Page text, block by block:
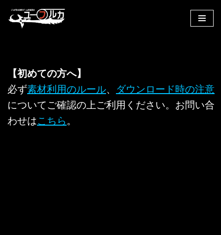
へ
キ
ッ
【初めての方へ】
必ず素材利用のルール、 ダウンロード時の注意
についてご確認の上ご利用ください。お問い合
わせはこちら 。